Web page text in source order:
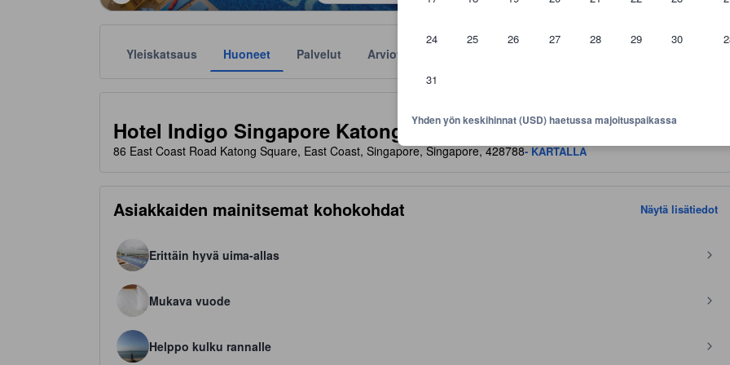
24 25 26 27 28 29 30
31
Yhden yön keskihinnat (USD) haetussa majoituspaikassa
Yleiskatsaus Huoneet Palvelut Arviot
Hotel Indigo Singapore Katong By IHG
86 East Coast Road Katong Square, East Coast, Singapore, Singapore, 428788- KARTALLA
Asiakkaiden mainitsemat kohokohdat Näytä lisätiedot
Erittäin hyvä uima-allas
Mukava vuode
Helppo kulku rannalle